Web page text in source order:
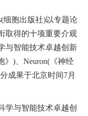
细胞出版社)以专题论
取得的十项重要介观
与智能技术卓越创新
》)、Neuron(《神经
成果于北京时间7月
学与智能技术卓越创